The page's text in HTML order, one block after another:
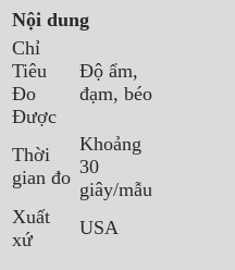
Nội dung
Chỉ
Tiêu
Đo
Được
Độ ẩm,
đạm, béo
Thời
gian đo
Khoảng
30
giây/mẫu
Xuất
xứ
USA